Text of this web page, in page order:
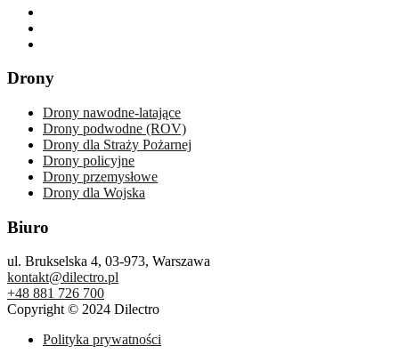
Drony
Drony nawodne-latające
Drony podwodne (ROV)
Drony dla Straży Pożarnej
Drony policyjne
Drony przemysłowe
Drony dla Wojska
Biuro
ul. Brukselska 4, 03-973, Warszawa
kontakt@dilectro.pl
+48 881 726 700
Copyright © 2024 Dilectro
Polityka prywatności